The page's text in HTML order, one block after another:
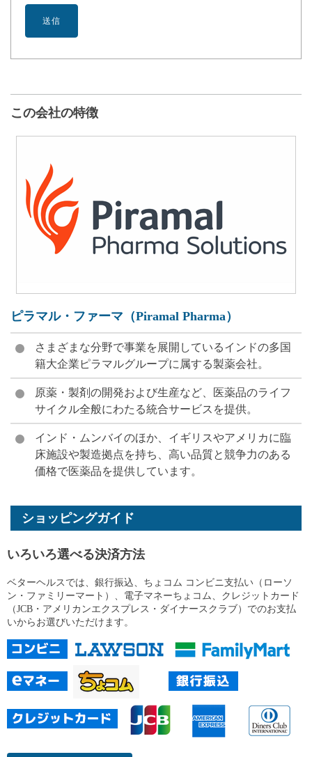
この会社の特徴
ピラマル・ファーマ（Piramal Pharma）
さまざまな分野で事業を展開しているインドの多国
籍大企業ピラマルグループに属する製薬会社。
原薬・製剤の開発および生産など、医薬品のライフ
サイクル全般にわたる統合サービスを提供。
インド・ムンバイのほか、イギリスやアメリカに臨
床施設や製造拠点を持ち、高い品質と競争力のある
価格で医薬品を提供しています。
ショッピングガイド
いろいろ選べる決済方法
ベターヘルスでは、銀行振込、ちょコム コンビニ支払い（ローソ
ン・ファミリーマート）、電子マネーちょコム、クレジットカード
（JCB・アメリカンエクスプレス・ダイナースクラブ）でのお支払
いからお選びいただけます。